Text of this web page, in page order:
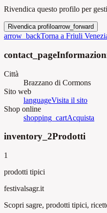
Rivendica questo profilo per
Rivendica profiloarrow_forward
arrow_backTorna a Friuli
contact_page
Città
Brazzano di Cormons
Sito web
languageVisita il sito
Shop online
shopping_cartAcquista
inventory_2Prodotti
1
prodotti tipici
festivalsagr.it
Scopri sagre, prodotti tipici,